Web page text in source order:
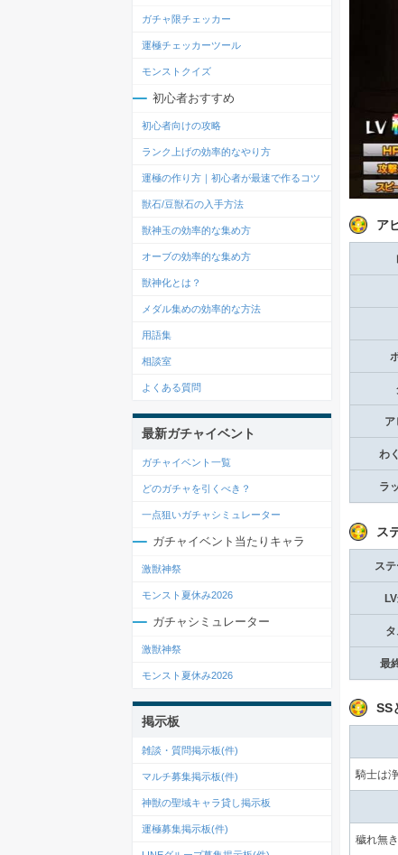
ア
ア
わ
ラ
ス
ス
最
SS
騎士は
穢れ無
ガチャ限チェッカー
運極チェッカーツール
モンストクイズ
初心者おすすめ
初心者向けの攻略
ランク上げの効率的なやり方
運極の作り方｜初心者が最速で作るコツ
獣石/豆獣石の入手方法
獣神玉の効率的な集め方
オーブの効率的な集め方
獣神化とは？
メダル集めの効率的な方法
用語集
相談室
よくある質問
最新ガチャイベント
ガチャイベント一覧
どのガチャを引くべき？
一点狙いガチャシミュレーター
ガチャイベント当たりキャラ
激獣神祭
モンスト夏休み2026
ガチャシミュレーター
激獣神祭
モンスト夏休み2026
掲示板
雑談・質問掲示板(件)
マルチ募集掲示板(件)
神獣の聖域キャラ貸し掲示板
運極募集掲示板(件)